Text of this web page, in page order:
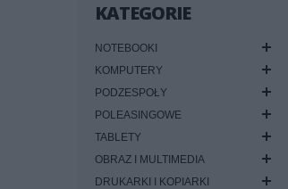
KATEGORIE
NOTEBOOKI
KOMPUTERY
PODZESPOŁY
POLEASINGOWE
TABLETY
OBRAZ I MULTIMEDIA
DRUKARKI I KOPIARKI